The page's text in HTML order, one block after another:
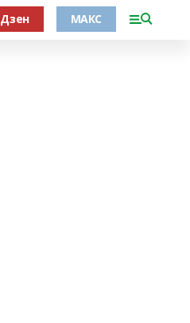
Дзен МАКС